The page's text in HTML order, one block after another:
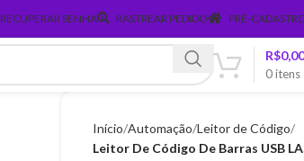
RECUPERAR SENHA RASTREAR PEDIDO PRÉ-
0itens
R$0,00
Início Automação Leitor de Código
Leitor De Código De Barras USB